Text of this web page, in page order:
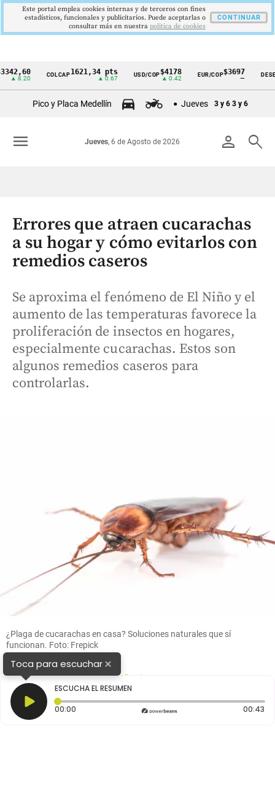
Cintillo
Colombia
COLCAP1621,34 pts USD/COP$4178
▲ 0.42
EUR/COP$3697
—
Pico y Placa Medellín Jueves 3 y 6 3 y 6
person search
Jueves, 6 de Agosto de 2026
menu
Errores que atraen cucarachas
a su hogar y cómo evitarlos con
remedios caseros
Se aproxima el fenómeno de El Niño y el
aumento de las temperaturas favorece la
proliferación de insectos en hogares,
especialmente cucarachas. Estos son
algunos remedios caseros para
controlarlas.
¿Plaga de cucarachas en casa? Soluciones naturales que sí
funcionan. Foto: Frepick
Toca para escuchar×
ESCUCHA EL RESUMEN
00:00 Tiempo transcurrido: 0 segundos 00:43
Este portal emplea cookies internas y de terceros con fines
estadísticos, funcionales y publicitarios. Puede aceptarlas o
consultar más en nuestra politica de cookies
CONTINUAR